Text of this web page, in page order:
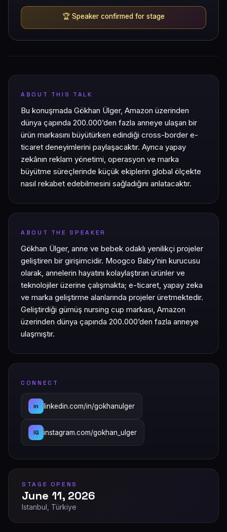
🏆 Speaker confirmed for stage
ABOUT THIS TALK
Bu konuşmada Gökhan Ülger, Amazon üzerinden
dünya çapında 200.000’den fazla anneye ulaşan bir
ürün markasını büyütürken edindiği cross-border e-
ticaret deneyimlerini paylaşacaktır. Ayrıca yapay
zekânın reklam yönetimi, operasyon ve marka
büyütme süreçlerinde küçük ekiplerin global ölçekte
nasıl rekabet edebilmesini sağladığını anlatacaktır.
ABOUT THE SPEAKER
Gökhan Ülger, anne ve bebek odaklı yenilikçi projeler
geliştiren bir girişimcidir. Moogco Baby’nin kurucusu
olarak, annelerin hayatını kolaylaştıran ürünler ve
teknolojiler üzerine çalışmakta; e-ticaret, yapay zeka
ve marka geliştirme alanlarında projeler üretmektedir.
Geliştirdiği gümüş nursing cup markası, Amazon
üzerinden dünya çapında 200.000’den fazla anneye
ulaşmıştır.
CONNECT
in linkedin.com/in/gokhanulger
IG instagram.com/gokhan_ulger
STAGE OPENS
June 11, 2026
Istanbul, Türkiye